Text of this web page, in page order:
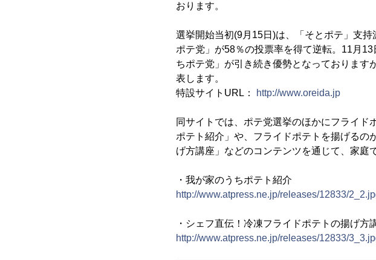
おります。
選挙開始当初(9月15日)は、「そとポテ」支
ポテ党」が58％の投票率を得て逆転。11月
ちポテ党」が引き続き優勢となっております
表します。
特設サイトURL：
http://www.oreida.jp
同サイトでは、ポテ党選挙のほかにフライド
ポテト紹介」や、フライドポテトを揚げるの
げ方講座」などのコンテンツを通じて、家庭
・我が家のうちポテト紹介
http://www.atpress.ne.jp/releases/12833/
・シェフ直伝！冷凍フライドポテトの揚げ方
http://www.atpress.ne.jp/releases/12833/